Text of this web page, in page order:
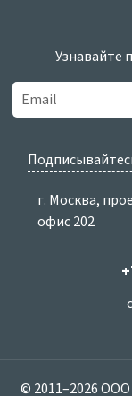
Узнавайте
г. Москва,
офис 202
© 2011–2026